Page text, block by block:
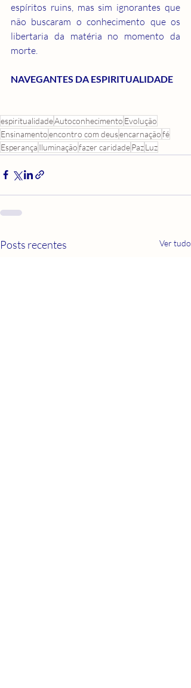
espíritos ruins, mas sim ignorantes que
não buscaram o conhecimento que os
libertaria da matéria no momento da
morte.
NAVEGANTES DA ESPIRITUALIDADE
espiritualidadeAutoconhecimento Evolução
Ensinamentoencontro com deusencarnaçãofé
Esperança Iluminaçãofazer caridadePazLuz
Posts recentes Ver tudo